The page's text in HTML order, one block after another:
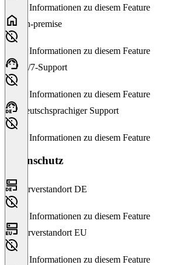
Keine Informationen zu diesem Feature
On-premise
Keine Informationen zu diesem Feature
24/7-Support
Keine Informationen zu diesem Feature
Deutschsprachiger Support
Keine Informationen zu diesem Feature
Datenschutz
Serverstandort DE
Keine Informationen zu diesem Feature
Serverstandort EU
Keine Informationen zu diesem Feature